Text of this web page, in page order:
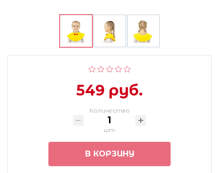
549 руб.
Количество
шт
В КОРЗИНУ